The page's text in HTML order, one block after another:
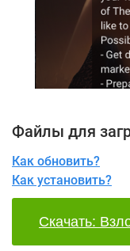
Файлы для
Как обновить?
Как установить?
Скачать: